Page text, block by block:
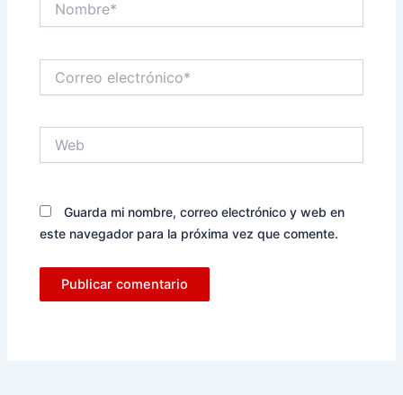
electrónico*
Guarda mi nombre, correo electrónico y web en
este navegador para la próxima vez que comente.